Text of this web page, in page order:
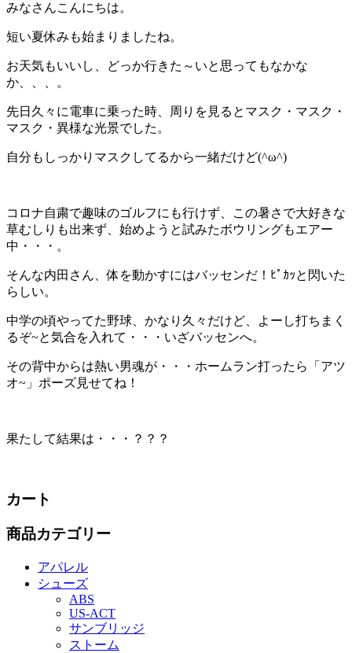
みなさんこんにちは。
短い夏休みも始まりましたね。
お天気もいいし、どっか行きた～いと思ってもなかな
か、、、。
先日久々に電車に乗った時、周りを見るとマスク・マスク・
マスク・異様な光景でした。
自分もしっかりマスクしてるから一緒だけど(^ω^)
コロナ自粛で趣味のゴルフにも行けず、この暑さで大好きな
草むしりも出来ず、始めようと試みたボウリングもエアー
中・・・。
そんな内田さん、体を動かすにはバッセンだ！ﾋﾟｶｯと閃いた
らしい。
中学の頃やってた野球、かなり久々だけど、よーし打ちまく
るぞ~と気合を入れて・・・いざバッセンへ。
その背中からは熱い男魂が・・・ホームラン打ったら「アツ
オ~」ポーズ見せてね！
果たして結果は・・・？？？
カート
商品カテゴリー
アパレル
シューズ
ABS
US‐ACT
サンブリッジ
ストーム